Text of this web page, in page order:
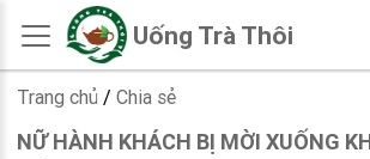
Uống Trà Thôi
Trang chủ / Chia sẻ
NỮ HÀNH KHÁCH BỊ MỜI XUỐNG